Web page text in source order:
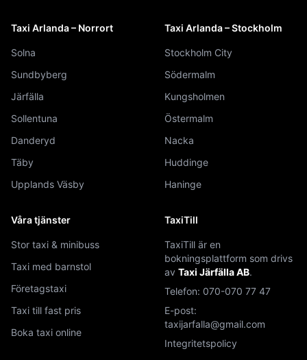
Taxi Arlanda – Norrort
Solna
Sundbyberg
Järfälla
Sollentuna
Danderyd
Täby
Upplands Väsby
Taxi Arlanda – Stockholm
Stockholm City
Södermalm
Kungsholmen
Östermalm
Nacka
Huddinge
Haninge
Våra tjänster
Stor taxi & minibuss
Taxi med barnstol
Företagstaxi
Taxi till fast pris
Boka taxi online
TaxiTill
TaxiTill är en
bokningsplattform som drivs
av Taxi Järfälla AB.
Telefon: 070-070 77 47
E-post:
taxijarfalla@gmail.com
Integritetspolicy